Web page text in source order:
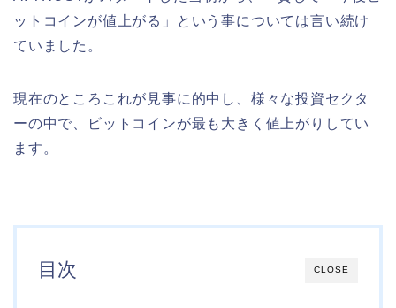
ットコインが値上がる」という事については言い続け
ていました。
現在のところこれが見事に的中し、様々な投資セクタ
ーの中で、ビットコインが最も大きく値上がりしてい
ます。
CLOSE
目次